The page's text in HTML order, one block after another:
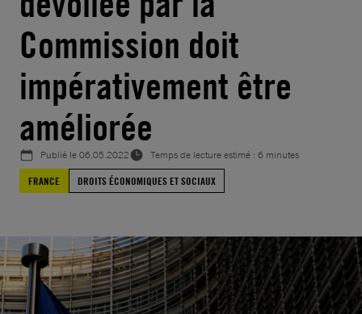
Commission doit
impérativement être
améliorée
Publié le06.05.2022
Temps de lecture estimé : 6 minutes
FRANCE
DROITS ÉCONOMIQUES ET SOCIAUX